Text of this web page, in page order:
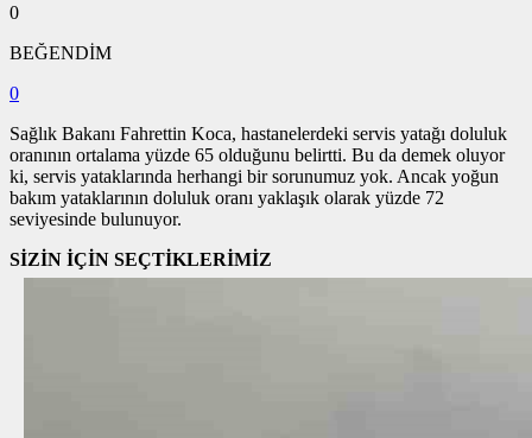
0
BEĞENDİM
0
Sağlık Bakanı Fahrettin Koca, hastanelerdeki servis yatağı doluluk
oranının ortalama yüzde 65 olduğunu belirtti. Bu da demek oluyor
ki, servis yataklarında herhangi bir sorunumuz yok. Ancak yoğun
bakım yataklarının doluluk oranı yaklaşık olarak yüzde 72
seviyesinde bulunuyor.
SİZİN İÇİN SEÇTİKLERİMİZ